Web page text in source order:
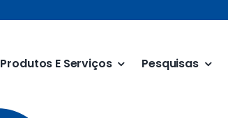
Produtos E Serviços Pesquisas